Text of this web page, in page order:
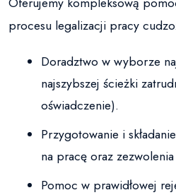
procesu legalizacji pracy
Doradztwo w wyborze
najszybszej ścieżki
oświadczenie).
Przygotowanie i
na pracę oraz
Pomoc w prawidłowej